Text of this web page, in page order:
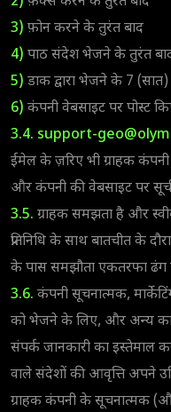
3) फ़ोन करने के तुरंत बाद
4) पाठ संदेश भेजने के तुरंत
5) डाक द्वारा भेजने के 7
6) कंपनी वेबसाइट पर पोस्ट
3.4. support-
ईमेल के ज़रिए भी ग्राहक
और कंपनी की वेबसाइट पर
3.5. ग्राहक समझता है और
प्रतिनिधि के साथ बातचीत के
के पास समझौता एकतरफा ढंग
3.6. कंपनी सूचनात्मक,
को भेजने के लिए, और अन्य
संपर्क जानकारी का इस्तेमाल
वाले संदेशों की आवृत्ति अपने
ग्राहक कंपनी के सूचनात्मक (और